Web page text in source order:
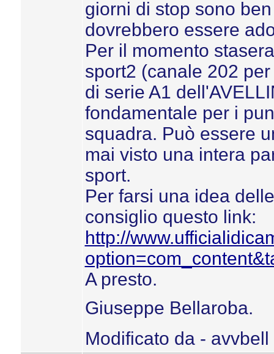
giorni di stop sono
dovrebbero essere
Per il momento
sport2 (canale 202
di serie A1
fondamentale per i
squadra. Può essere
mai visto una intera
sport.
Per farsi una idea
consiglio questo link:
http://
A presto.
Giuseppe Bellaroba.
Modificato da -